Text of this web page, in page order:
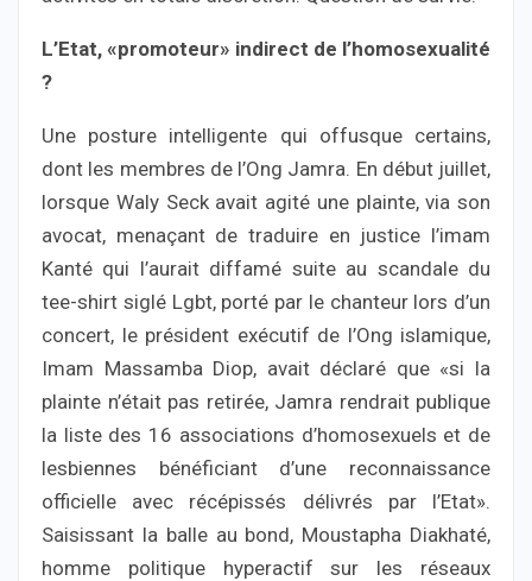
L’Etat, «promoteur» indirect de l’homosexualité
?
Une posture intelligente qui offusque certains,
dont les membres de l’Ong Jamra. En début juillet,
lorsque Waly Seck avait agité une plainte, via son
avocat, menaçant de traduire en justice l’imam
Kanté qui l’aurait diffamé suite au scandale du
tee-shirt siglé Lgbt, porté par le chanteur lors d’un
concert, le président exécutif de l’Ong islamique,
Imam Massamba Diop, avait déclaré que «si la
plainte n’était pas retirée, Jamra rendrait publique
la liste des 16 associations d’homosexuels et de
lesbiennes bénéficiant d’une reconnaissance
officielle avec récépissés délivrés par l’Etat».
Saisissant la balle au bond, Moustapha Diakhaté,
homme politique hyperactif sur les réseaux